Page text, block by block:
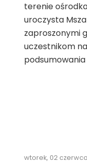
terenie
uroczysta
zaproszonymi
uczestnikom
wtorek, 02